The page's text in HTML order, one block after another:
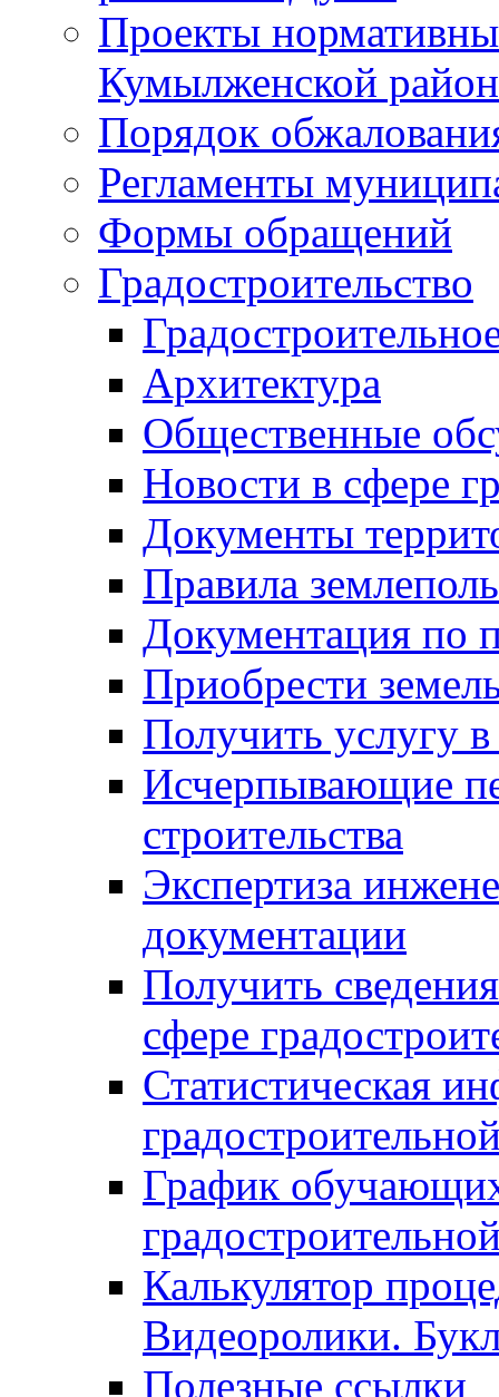
Проекты
Кумылженской
Порядок
Регламенты
Формы обращений
Градостроительство
Архитектура
Общественные
Новости в сфере
Документы
Правила
Документация по
Приобрести
Получить услугу в
Исчерпывающие
строительства
Экспертиза
документации
Получить
сфере
Статистическая
График
Калькулятор
Видеоролики.
Полезные ссылки